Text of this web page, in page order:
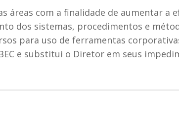
áreas com a finalidade de aumentar a
dos sistemas, procedimentos e
para uso de ferramentas
e substitui o Diretor em seus